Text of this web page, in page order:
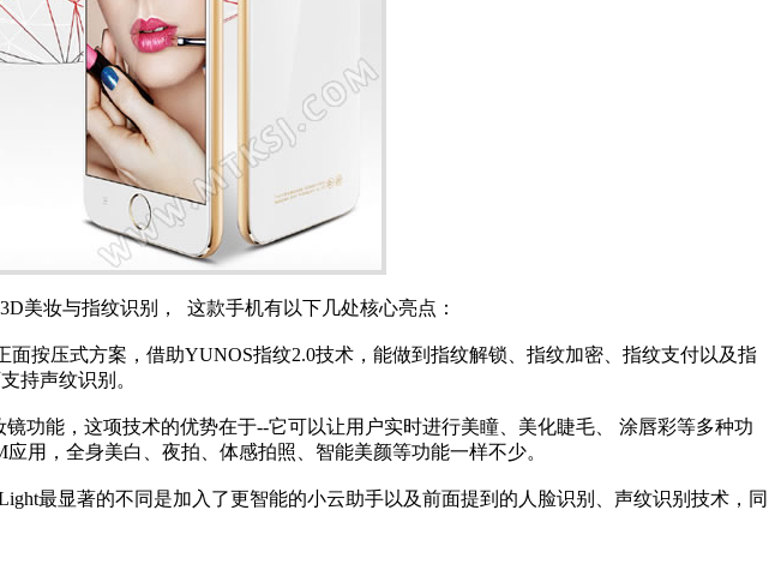
美妆与指纹识别， 这款手机有以下几处核心亮点：
按压式方案，借助YUNOS指纹2.0技术，能做到指纹解锁、指纹加密、指纹支付以及指
持声纹识别。
功能，这项技术的优势在于--它可以让用户实时进行美瞳、美化睫毛、 涂唇彩等多种功
用，全身美白、夜拍、体感拍照、智能美颜等功能一样不少。
最显著的不同是加入了更智能的小云助手以及前面提到的人脸识别、声纹识别技术，同